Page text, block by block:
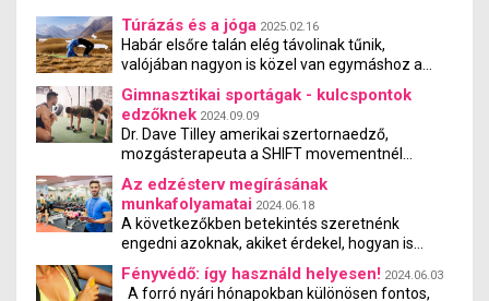
Túrázás és a jóga 2025.02.16
Habár elsőre talán elég távolinak tűnik,
valójában nagyon is közel van egymáshoz a
hogy a jógázás és a túrázás együtt nemcsak
fizikai, hanem mentális jóllétet is teremt.
Gimnasztikai sportágak - kulcspontok
edzőknek 2024.09.09
Dr. Dave Tilley amerikai szertornaedző,
mozgásterapeuta a SHIFT movementnél
hogy a szertornában melyek az edzéstervezés
sarokpontjai, egész onnantól, hogy megfelelő
állagúak legyenek az izmaink, egészen odáig,
hogy hogyan tanuljunk meg komplexebb
mozdulatokat. A bemutatóban sok olyan tétel
elhangzik, amelyet szélesebb körökben
Az edzésterv megírásának
munkafolyamatai 2024.06.18
A következőkben betekintés szeretnénk
engedni azoknak, akiket érdekel, hogyan is
készül nálunk egy edzésterv
Fényvédő: így használd helyesen! 2024.06.03